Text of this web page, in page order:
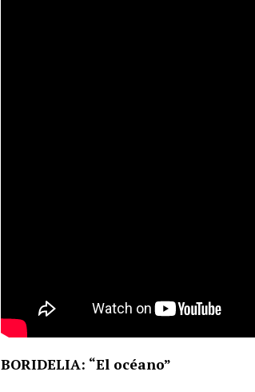
BORIDELIA: “El océano”